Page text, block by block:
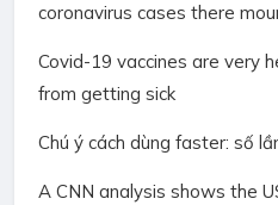
coronavirus cases there
Covid-19 vaccines are very
from getting sick
Chú ý cách dùng faster: số
A CNN analysis shows the